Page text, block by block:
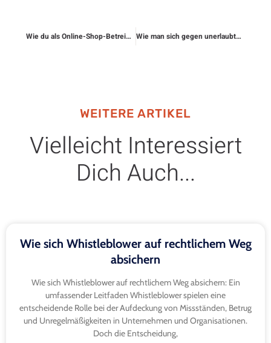
Wie du als Online-Shop-Betreiber rechtlich abgesichert bist Wie man sich gegen unerlaubtes Copywriting absichert
WEITERE ARTIKEL
Vielleicht Interessiert
Dich Auch...
Wie sich Whistleblower auf rechtlichem Weg
absichern
Wie sich Whistleblower auf rechtlichem Weg absichern: Ein
umfassender Leitfaden Whistleblower spielen eine
entscheidende Rolle bei der Aufdeckung von Missständen, Betrug
und Unregelmäßigkeiten in Unternehmen und Organisationen.
Doch die Entscheidung,